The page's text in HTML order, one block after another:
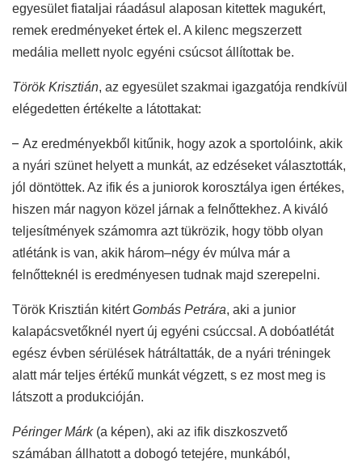
egyesület fiataljai ráadásul alaposan kitettek magukért,
remek eredményeket értek el. A kilenc megszerzett
medália mellett nyolc egyéni csúcsot állítottak be.
Török Krisztián, az egyesület szakmai igazgatója rendkívül
elégedetten értékelte a látottakat:
– Az eredményekből kitűnik, hogy azok a sportolóink, akik
a nyári szünet helyett a munkát, az edzéseket választották,
jól döntöttek. Az ifik és a juniorok korosztálya igen értékes,
hiszen már nagyon közel járnak a felnőttekhez. A kiváló
teljesítmények számomra azt tükrözik, hogy több olyan
atlétánk is van, akik három–négy év múlva már a
felnőtteknél is eredményesen tudnak majd szerepelni.
Török Krisztián kitértGombás Petrára, aki a junior
kalapácsvetőknél nyert új egyéni csúccsal. A dobóatlétát
egész évben sérülések hátráltatták, de a nyári tréningek
alatt már teljes értékű munkát végzett, s ez most meg is
látszott a produkcióján.
Péringer Márk(a képen), aki az ifik diszkoszvető
számában állhatott a dobogó tetejére, munkából,